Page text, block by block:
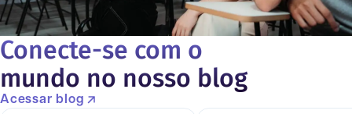
Conecte-se com o
mundo no nosso blog
Acessar blog